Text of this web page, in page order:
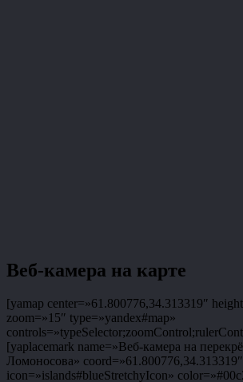
Веб-камера на карте
[yamap center=»61.800776,34.313319″
zoom=»15″ type=»yandex#map»
[yaplacemark name=»Веб-камера на
Ломоносова» coord=»61.800776,34.313319″
icon=»islands#blueStretchyIcon»